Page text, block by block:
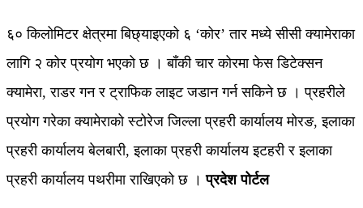
६० किलोमिटर क्षेत्रमा बिछ्याइएको ६ ‘कोर’ तार मध्ये सीसी क्यामेराका
लागि २ कोर प्रयोग भएको छ । बाँकी चार कोरमा फेस डिटेक्सन
क्यामेरा, राडर गन र ट्राफिक लाइट जडान गर्न सकिने छ । प्रहरीले
प्रयोग गरेका क्यामेराको स्टोरेज जिल्ला प्रहरी कार्यालय मोरङ, इलाका
प्रहरी कार्यालय बेलबारी, इलाका प्रहरी कार्यालय इटहरी र इलाका
प्रहरी कार्यालय पथरीमा राखिएको छ । प्रदेश पोर्टल